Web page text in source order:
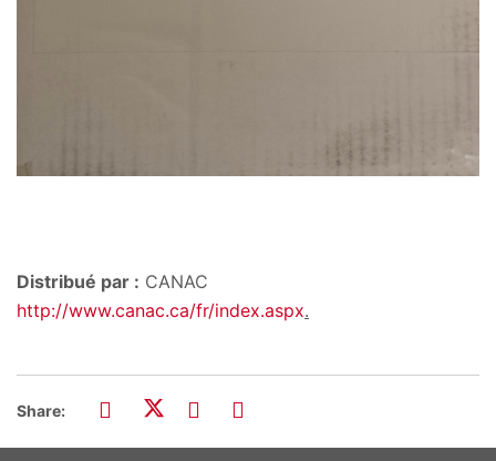
Distribué par : CANAC
http://www.canac.ca/fr/index.aspx.
Share: